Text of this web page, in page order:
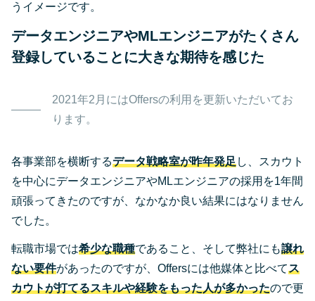
うイメージです。
データエンジニアやMLエンジニアがたくさん
登録していることに大きな期待を感じた
2021年2月にはOffersの利用を更新いただいてお
ります。
各事業部を横断するデータ戦略室が昨年発足し、スカウト
を中心にデータエンジニアやMLエンジニアの採用を1年間
頑張ってきたのですが、なかなか良い結果にはなりません
でした。
転職市場では希少な職種であること、そして弊社にも譲れ
ない要件があったのですが、Offersには他媒体と比べてス
カウトが打てるスキルや経験をもった人が多かったので更